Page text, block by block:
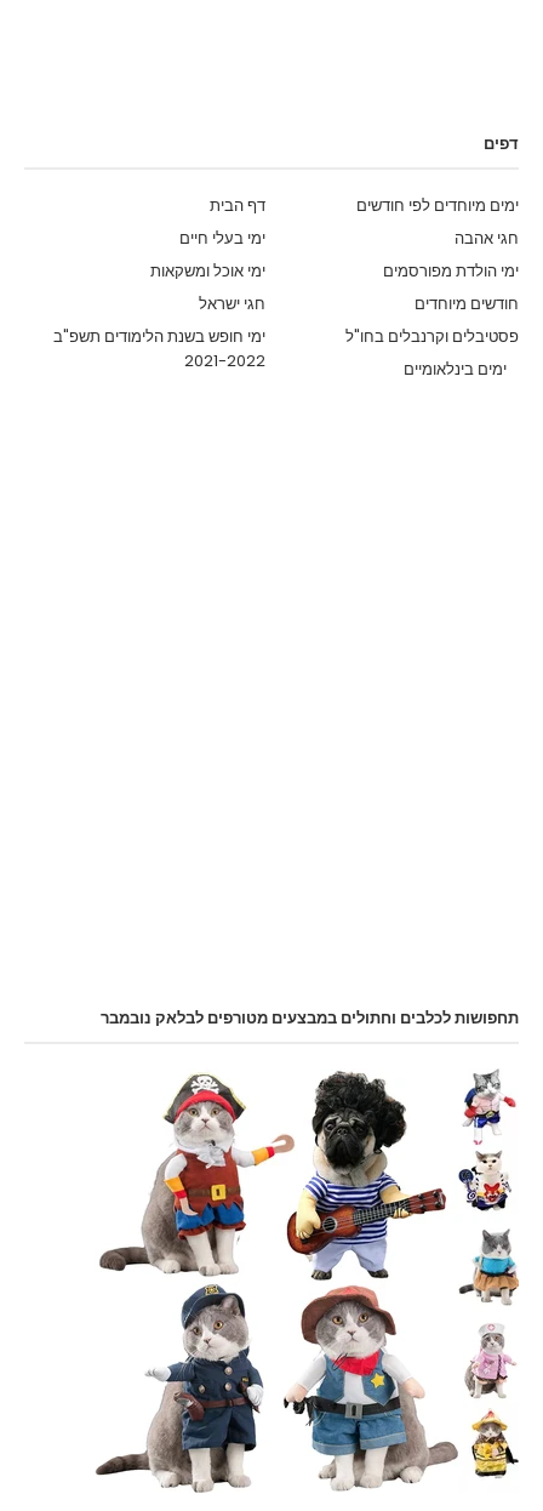
דפים
דף הבית
ימים מיוחדים לפי חודשים
ימי בעלי חיים
חגי אהבה
ימי אוכל ומשקאות
ימי הולדת מפורסמים
חגי ישראל
חודשים מיוחדים
ימי חופש בשנת הלימודים תשפ"ב
2021-2022
פסטיבלים וקרנבלים בחו"ל
ימים בינלאומיים
תחפושות לכלבים וחתולים במבצעים מטורפים לבלאק נובמבר